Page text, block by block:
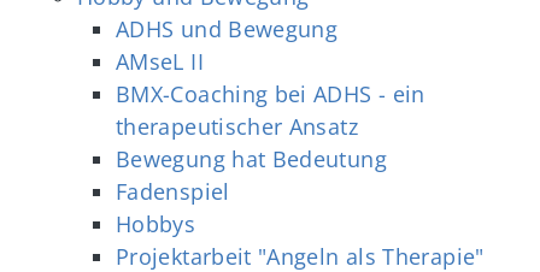
ADHS und Bewegung
AMseL II
BMX-Coaching bei ADHS - ein
therapeutischer Ansatz
Bewegung hat Bedeutung
Fadenspiel
Hobbys
Projektarbeit "Angeln als Therapie"